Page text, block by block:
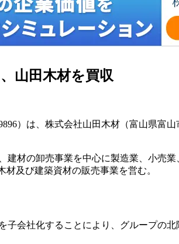
山田木材を買収
）は、株式会社山田木材（富山県富
建材の卸売事業を中心に製造業、小売
及び建築資材の販売事業を営む。
子会社化することにより、グループの